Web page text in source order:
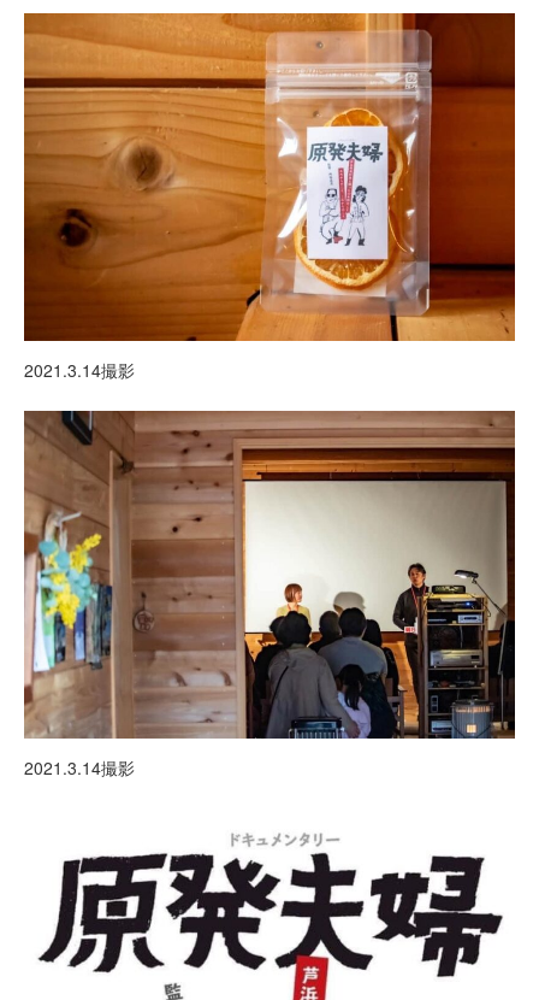
2021.3.14撮影
2021.3.14撮影